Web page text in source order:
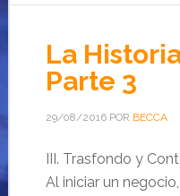
La
Parte 3
29/08/2016POR BECCA
III. Trasfondo y
Al iniciar un